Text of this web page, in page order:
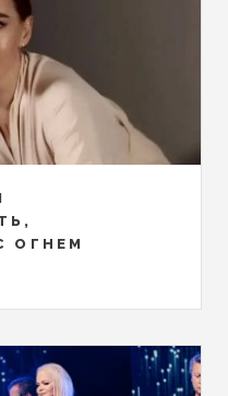
ОГНЕМ